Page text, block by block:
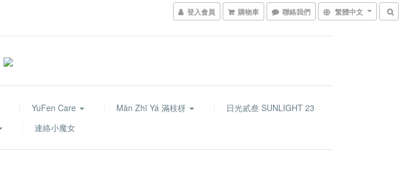
登入會員 購物車 聯絡我們 繁體中文
YuFen Care Mǎn Zhī Yá 滿枝枒
日光貳叁 SUNLIGHT 23
連絡小魔女